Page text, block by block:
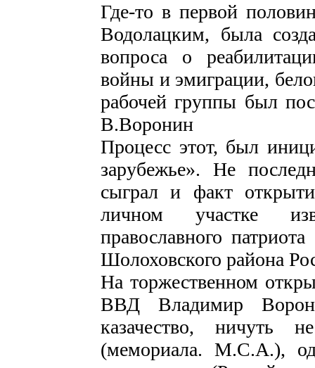
Где-то в первой
Водолацким, была
вопроса о
войны и эмиграции,
рабочей группы был
В.Воронин
Процесс этот, был
зарубежье». Не
сыграл и факт
личном участке
православного
Шолоховского района
На торжественном
ВВД Владимир
казачество, ничуть
(мемориала. М.С.А.),